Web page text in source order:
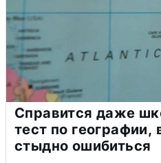
Справится даже
тест по географии,
стыдно ошибиться